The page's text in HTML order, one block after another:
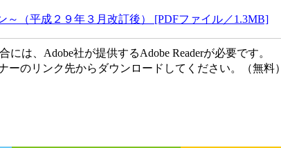
～（平成２９年３月改訂後） [PDFファイル／1.3MB]
は、Adobe社が提供するAdobe Readerが必要です。
ーのリンク先からダウンロードしてください。（無料）